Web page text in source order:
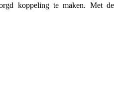
koppeling te maken. Met de